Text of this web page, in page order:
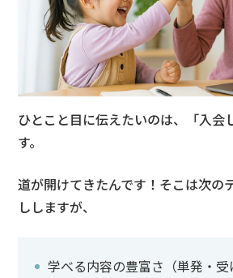
ひとこと目に伝えたいのは、「入会
す。
道が開けてきたんです！そこは次の
ししますが、
学べる内容の豊富さ（単発・受